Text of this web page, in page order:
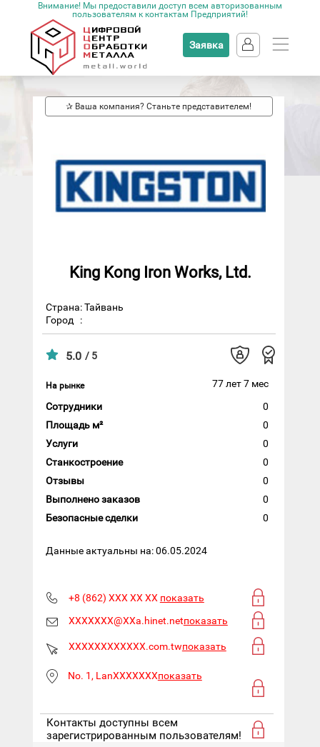
Внимание! Мы предоставили доступ всем авторизованным
пользователям к контактам Предприятий!
Заявка
✰ Ваша компания? Станьте представителем!
King Kong Iron Works, Ltd.
Страна: Тайвань
Город
:
5.0 / 5
На рынке
77 лет 7 мес
Сотрудники
0
Площадь м²
0
Услуги
0
Станкостроение
0
Отзывы
0
Выполнено заказов
0
Безопасные сделки
0
Данные актуальны на: 06.05.2024
+8 (862) XXX XX XX показать
XXXXXXX@XXa.hinet.netпоказать
XXXXXXXXXXXX.com.twпоказать
No. 1, LanXXXXXXXпоказать
Контакты доступны всем
зарегистрированным пользователям!